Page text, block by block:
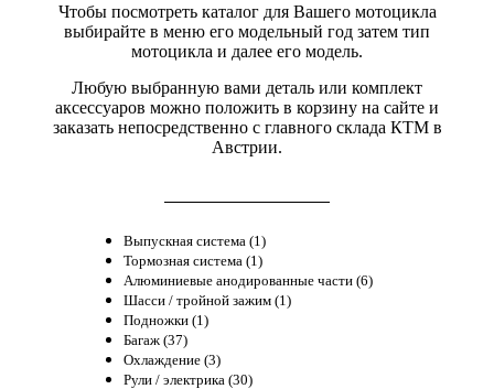
Чтобы посмотреть каталог для Вашего мотоцикла
выбирайте в меню его модельный год затем тип
мотоцикла и далее его модель.
Любую выбранную вами деталь или комплект
аксессуаров можно положить в корзину на сайте и
заказать непосредственно с главного склада КТМ в
Австрии.
Выпускная система (1)
Тормозная система (1)
Алюминиевые анодированные части (6)
Шасси / тройной зажим (1)
Подножки (1)
Багаж (37)
Охлаждение (3)
Рули / электрика (30)